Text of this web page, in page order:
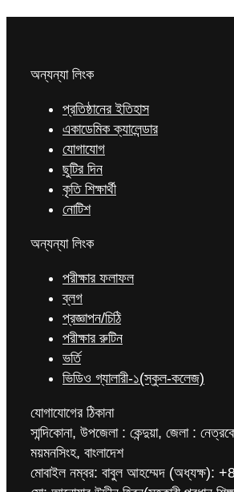
অন্যন্যা লিংক
প্রতিষ্ঠানের ইতিহাস
একাডেমিক ক্যালেন্ডার
যোগাযোগ
ছুটির দিন
কৃতি শিক্ষার্থী
নোটিশ
অন্যন্যা লিংক
পরীক্ষার ফলাফল
ব্লগ
প্রজ্ঞাপন/চিঠি
পরীক্ষার রুটিন
ভর্তি
ভিডিও গ্যালারী-১(স্কুল-কলেজ)
যোগাযোগের ঠিকানা
সান্দিকোনা, উপজেলা : কেন্দুয়া, জেলা :
ময়মনসিংহ, বাংলাদেশ
মোবাইল নম্বর: বাবুল আহম্মেদ